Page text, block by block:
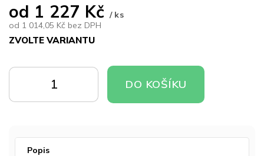
od 1 227 Kč / ks
od 1 014,05 Kč bez DPH
ZVOLTE VARIANTU
cena:
KOŠÍKU
KOŠÍKU
DO KOŠÍKU
Popis